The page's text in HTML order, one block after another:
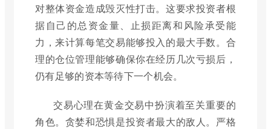
对整体资金造成毁灭性打击。这要求投资者根
据自己的总资金量、止损距离和风险承受能
力，来计算每笔交易能够投入的最大手数。合
理的仓位管理能够确保你在经历几次亏损后，
仍有足够的资本等待下一个机会。
交易心理在黄金交易中扮演着至关重要的
角色。贪婪和恐惧是投资者最大的敌人。严格